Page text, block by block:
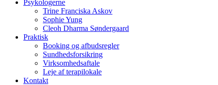
Psykologerne
Trine Franciska Askov
Sophie Yung
Cleoh Dharma Søndergaard
Praktisk
Booking og afbudsregler
Sundhedsforsikring
Virksomhedsaftale
Leje af terapilokale
Kontakt